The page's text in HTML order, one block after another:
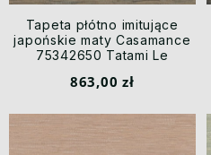
Tapeta płótno imitujące
japońskie maty Casamance
75342650 Tatami Le
863,00 zł